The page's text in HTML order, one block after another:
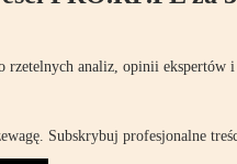
rzetelnych analiz, opinii ekspertów
Subskrybuj profesjonalne